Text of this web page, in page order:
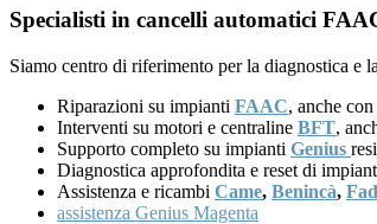
Specialisti in cancelli automatici
Siamo centro di riferimento per la diagnostica e
Riparazioni su impianti FAAC, anche
Interventi su motori e centraline BFT,
Supporto completo su impianti Genius
Diagnostica approfondita e reset di
Assistenza e ricambi Came, Benincà,
assistenza Genius Magenta